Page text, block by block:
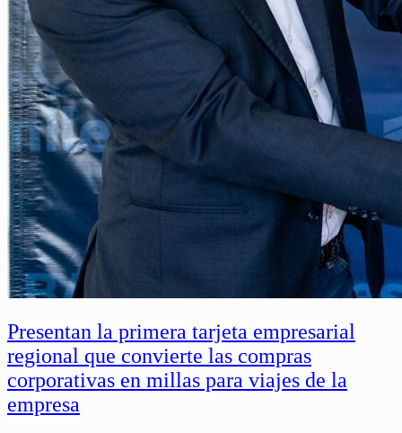
Presentan la primera tarjeta empresarial
regional que convierte las compras
corporativas en millas para viajes de la
empresa